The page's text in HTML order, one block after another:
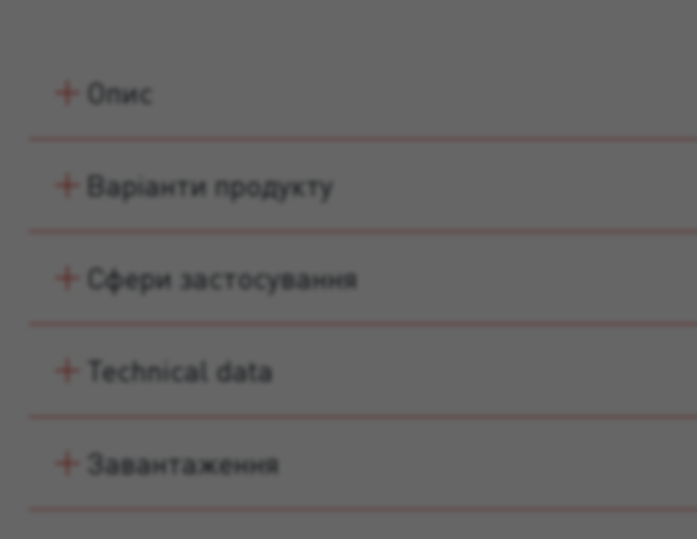
Опис
Варіанти продукту
Сфери застосування
Technical data
Завантаження